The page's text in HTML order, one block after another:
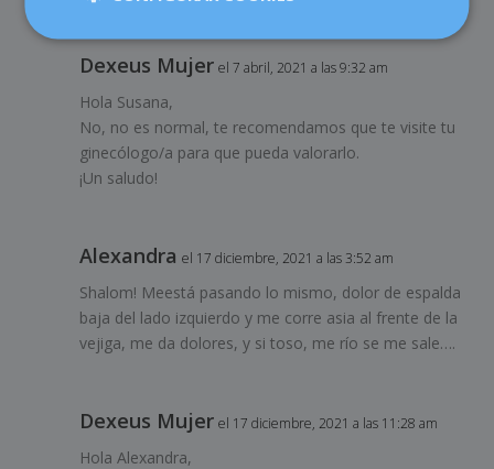
Dexeus Mujer el 7 abril, 2021 a las 9:32 am
Hola Susana,
No, no es normal, te recomendamos que te visite tu
ginecólogo/a para que pueda valorarlo.
¡Un saludo!
Alexandra el 17 diciembre, 2021 a las 3:52 am
Shalom! Meestá pasando lo mismo, dolor de espalda
baja del lado izquierdo y me corre asia al frente de la
vejiga, me da dolores, y si toso, me río se me sale….
Dexeus Mujer el 17 diciembre, 2021 a las 11:28 am
Hola Alexandra,